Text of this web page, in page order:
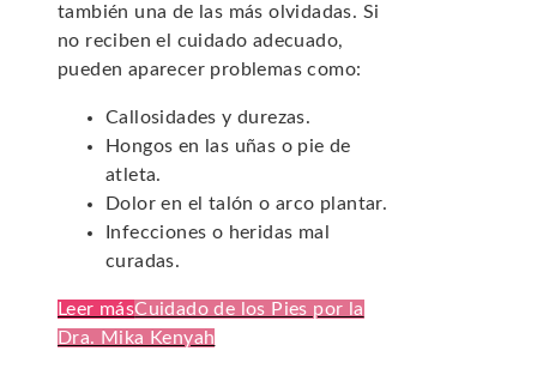
también una de las más olvidadas. Si
no reciben el cuidado adecuado,
pueden aparecer problemas como:
Callosidades y durezas.
Hongos en las uñas o pie de
atleta.
Dolor en el talón o arco plantar.
Infecciones o heridas mal
curadas.
Leer másCuidado de los Pies por la
Dra. Mika Kenyah